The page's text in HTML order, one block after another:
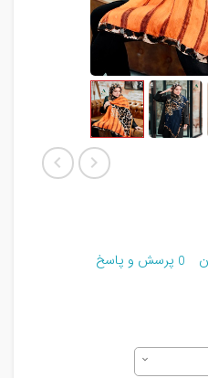
0 پرسش و پاسخ